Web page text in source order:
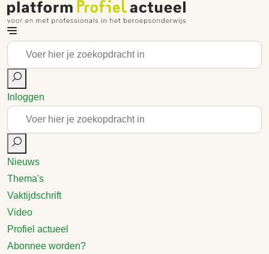
Inloggen
Nieuws
Thema's
Vaktijdschrift
Video
Profiel actueel
Abonnee worden?